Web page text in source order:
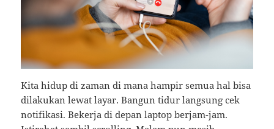
Kita hidup di zaman di mana hampir semua hal bisa
dilakukan lewat layar. Bangun tidur langsung cek
notifikasi. Bekerja di depan laptop berjam-jam.